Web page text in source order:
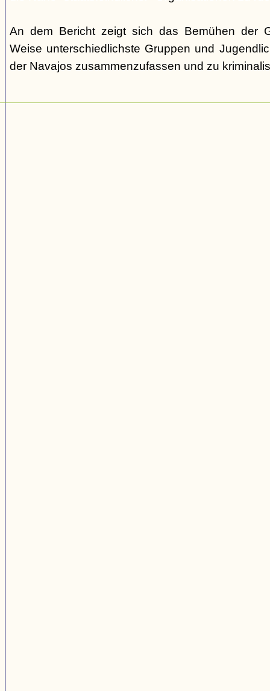
An dem Bericht zeigt sich das Bemühen der
Weise unterschiedlichste Gruppen und
der Navajos zusammenzufassen und zu